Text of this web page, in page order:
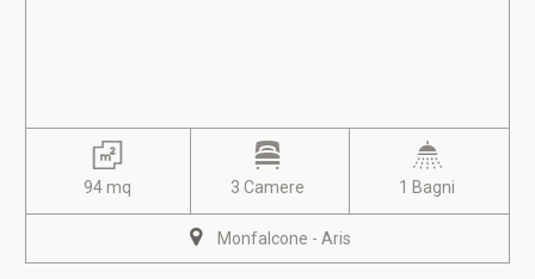
94 mq 3 Camere 1 Bagni
Monfalcone - Aris